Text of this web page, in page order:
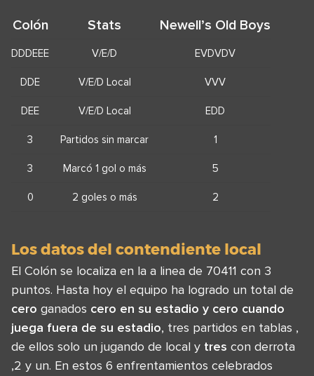
Colón Stats Newell’s Old Boys
DDDEEE V/E/D EVDVDV
DDE V/E/D Local VVV
DEE V/E/D Local EDD
3 Partidos sin marcar 1
3 Marcó 1 gol o más 5
0 2 goles o más 2
Los datos del contendiente local
El Colón se localiza en la a linea de 70411 con 3
puntos. Hasta hoy el equipo ha logrado un total de
cero ganados cero en su estadio y cero cuando
juega fuera de su estadio, tres partidos en tablas ,
de ellos solo un jugando de local y tres con derrota
,2 y un. En estos 6 enfrentamientos celebrados